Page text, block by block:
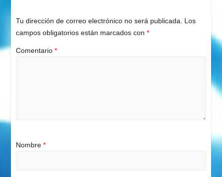
Tu dirección de correo electrónico no será publicada. Los
campos obligatorios están marcados con *
Comentario *
Nombre *